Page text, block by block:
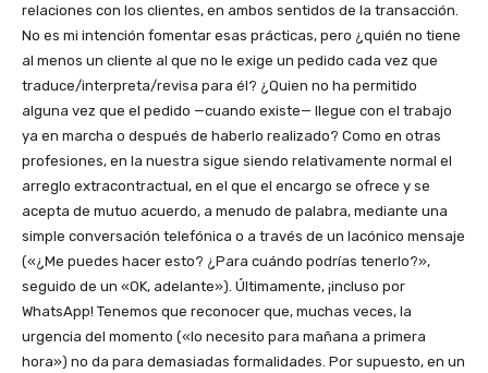
relaciones con los clientes, en ambos sentidos de la transacción.
No es mi intención fomentar esas prácticas, pero ¿quién no tiene
al menos un cliente al que no le exige un pedido cada vez que
traduce/interpreta/revisa para él? ¿Quien no ha permitido
alguna vez que el pedido —cuando existe— llegue con el trabajo
ya en marcha o después de haberlo realizado? Como en otras
profesiones, en la nuestra sigue siendo relativamente normal el
arreglo extracontractual, en el que el encargo se ofrece y se
acepta de mutuo acuerdo, a menudo de palabra, mediante una
simple conversación telefónica o a través de un lacónico mensaje
(«¿Me puedes hacer esto? ¿Para cuándo podrías tenerlo?»,
seguido de un «OK, adelante»). Últimamente, ¡incluso por
WhatsApp! Tenemos que reconocer que, muchas veces, la
urgencia del momento («lo necesito para mañana a primera
hora») no da para demasiadas formalidades. Por supuesto, en un